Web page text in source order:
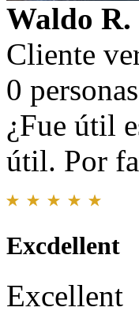
Waldo R.
Cliente
0
¿Fue útil
útil. Por
Excdellent
Excellent